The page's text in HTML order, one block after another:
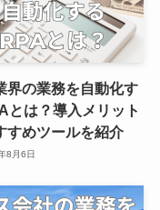
界の業務を自動化す
とは？導入メリット
すめツールを紹介
8月6日